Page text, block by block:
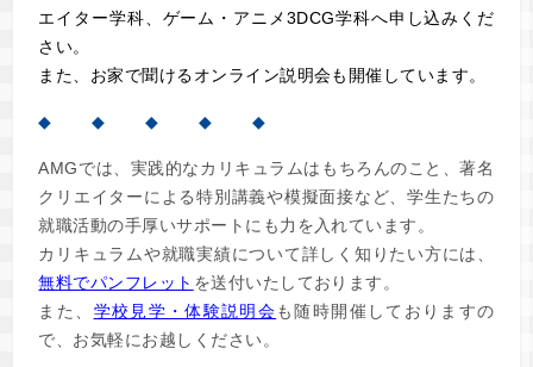
エイター学科、ゲーム・アニメ3DCG学科へ申し込みくだ
さい。
また、お家で聞けるオンライン説明会も開催しています。
◆ ◆ ◆ ◆ ◆
AMGでは、実践的なカリキュラムはもちろんのこと、著名
クリエイターによる特別講義や模擬面接など、学生たちの
就職活動の手厚いサポートにも力を入れています。
カリキュラムや就職実績について詳しく知りたい方には、
無料でパンフレット を送付いたしております。
また、 学校見学・体験説明会も随時開催しておりますの
で、お気軽にお越しください。